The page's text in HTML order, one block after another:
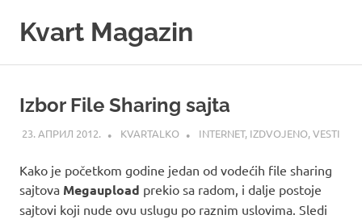
Kvart Magazin
vas!
Izbor File Sharing sajta
23. АПРИЛ 2012. KVARTALKO INTERNET, IZDVOJENO,VESTI
Kako je početkom godine jedan od vodećih file sharing
sajtova Megaupload prekio sa radom, i dalje postoje
sajtovi koji nude ovu uslugu po raznim uslovima. Sledi